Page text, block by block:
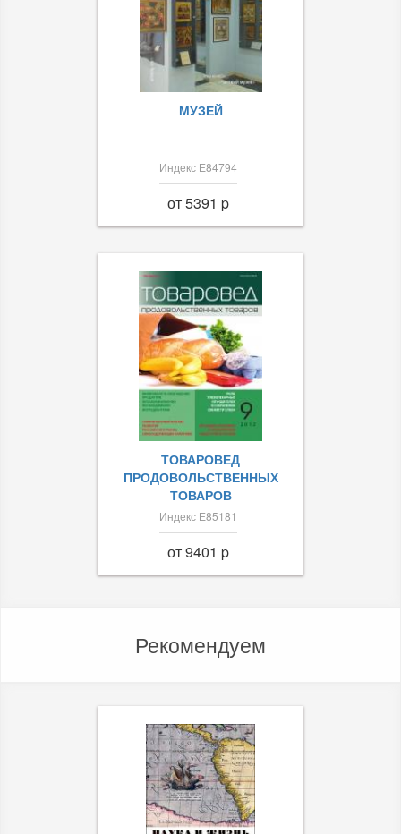
МУЗЕЙ
Индекс Е84794
от 5391 p
ТОВАРОВЕД
ПРОДОВОЛЬСТВЕННЫХ
ТОВАРОВ
Индекс Е85181
от 9401 p
Рекомендуем